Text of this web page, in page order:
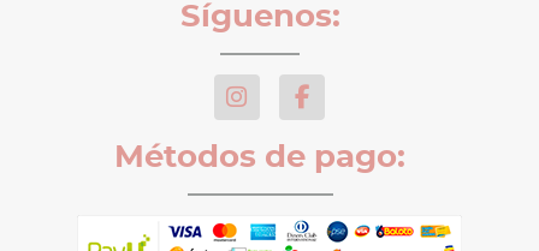
Síguenos:
Métodos de pago: